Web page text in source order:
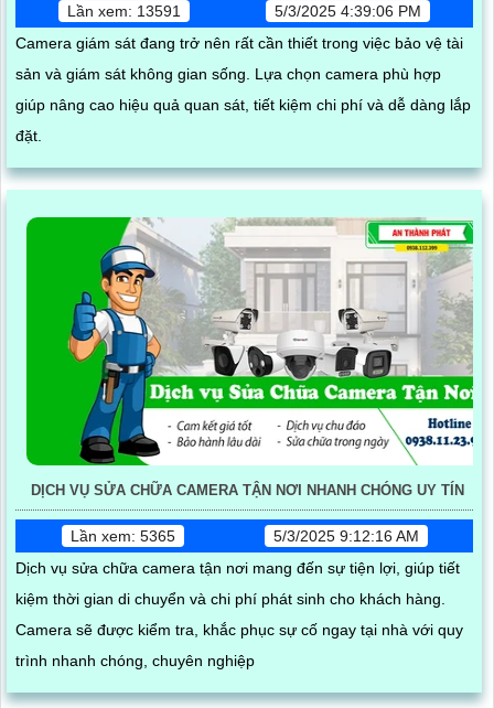
Lần xem: 13591
5/3/2025 4:39:06 PM
Camera giám sát đang trở nên rất cần thiết trong việc bảo vệ tài
sản và giám sát không gian sống. Lựa chọn camera phù hợp
giúp nâng cao hiệu quả quan sát, tiết kiệm chi phí và dễ dàng lắp
đặt.
DỊCH VỤ SỬA CHỮA CAMERA TẬN NƠI NHANH CHÓNG UY TÍN
Lần xem: 5365
5/3/2025 9:12:16 AM
Dịch vụ sửa chữa camera tận nơi mang đến sự tiện lợi, giúp tiết
kiệm thời gian di chuyển và chi phí phát sinh cho khách hàng.
Camera sẽ được kiểm tra, khắc phục sự cố ngay tại nhà với quy
trình nhanh chóng, chuyên nghiệp